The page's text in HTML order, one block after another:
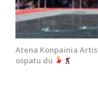
Atena Konpainia
ospatu du